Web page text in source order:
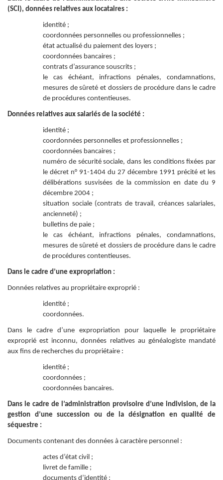
(SCI), données relatives aux locataires :
identité ;
coordonnées personnelles ou professionnelles ;
état actualisé du paiement des loyers ;
coordonnées bancaires ;
contrats d’assurance souscrits ;
le cas échéant, infractions pénales, condamnations,
mesures de sûreté et dossiers de procédure dans le cadre
de procédures contentieuses.
Données relatives aux salariés de la société :
identité ;
coordonnées personnelles et professionnelles ;
coordonnées bancaires ;
numéro de sécurité sociale, dans les conditions fixées par
le décret n° 91-1404 du 27 décembre 1991 précité et les
délibérations susvisées de la commission en date du 9
décembre 2004 ;
situation sociale (contrats de travail, créances salariales,
ancienneté) ;
bulletins de paie ;
le cas échéant, infractions pénales, condamnations,
mesures de sûreté et dossiers de procédure dans le cadre
de procédures contentieuses.
Dans le cadre d’une expropriation :
Données relatives au propriétaire exproprié :
identité ;
coordonnées.
Dans le cadre d’une expropriation pour laquelle le propriétaire
exproprié est inconnu, données relatives au généalogiste mandaté
aux fins de recherches du propriétaire :
identité ;
coordonnées ;
coordonnées bancaires.
Dans le cadre de l’administration provisoire d’une indivision, de la
gestion d’une succession ou de la désignation en qualité de
séquestre :
Documents contenant des données à caractère personnel :
actes d’état civil ;
livret de famille ;
documents d’identité ;